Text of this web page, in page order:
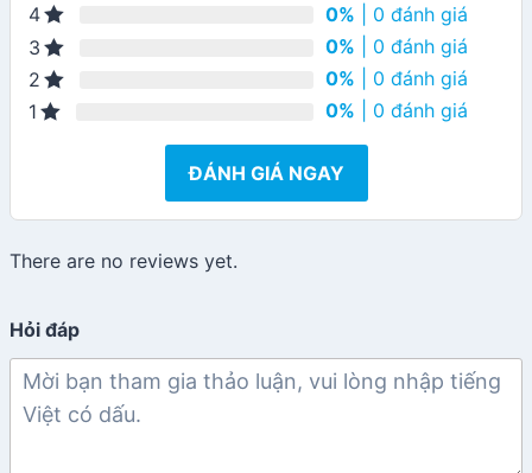
4
0% | 0 đánh giá
3
0% | 0 đánh giá
2
0% | 0 đánh giá
1
0% | 0 đánh giá
ĐÁNH GIÁ NGAY
There are no reviews yet.
Hỏi đáp